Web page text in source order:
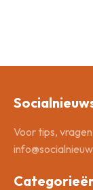
Voor tips,